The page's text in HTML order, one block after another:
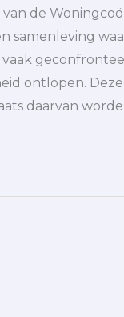
de
samenleving
ontlopen.
daarvan